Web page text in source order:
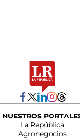
NUESTROS
La República
Agronegocios